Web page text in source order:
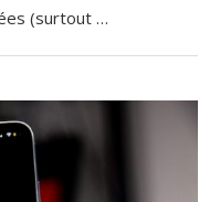
(surtout …